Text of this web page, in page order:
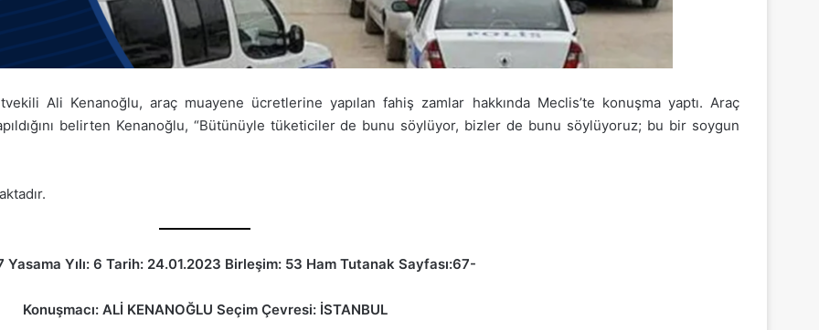
Ali Kenanoğlu, araç muayene ücretlerine yapılan fahiş zamlar hakkında Meclis’te konuşma yaptı. Araç
belirten Kenanoğlu, “Bütünüyle tüketiciler de bunu söylüyor, bizler de bunu söylüyoruz; bu bir soygun
Yasama Yılı: 6 Tarih: 24.01.2023 Birleşim: 53 Ham Tutanak Sayfası:67-
Konuşmacı: ALİ KENANOĞLU Seçim Çevresi: İSTANBUL